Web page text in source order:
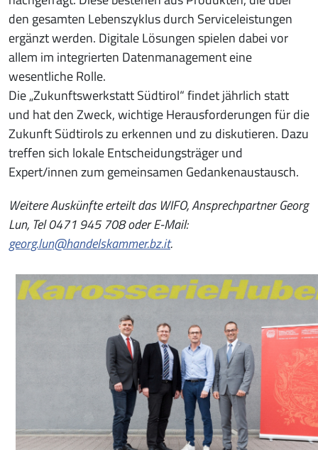
den gesamten Lebenszyklus durch Serviceleistungen
ergänzt werden. Digitale Lösungen spielen dabei vor
allem im integrierten Datenmanagement eine
wesentliche Rolle.
Die „Zukunftswerkstatt Südtirol“ findet jährlich statt
und hat den Zweck, wichtige Herausforderungen für die
Zukunft Südtirols zu erkennen und zu diskutieren. Dazu
treffen sich lokale Entscheidungsträger und
Expert/innen zum gemeinsamen Gedankenaustausch.
Weitere Auskünfte erteilt das WIFO, Ansprechpartner Georg
Lun, Tel 0471 945 708 oder E-Mail:
georg.lun@handelskammer.bz.it.